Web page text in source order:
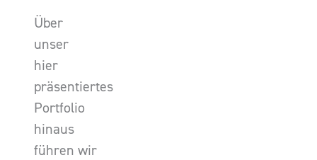
Über
unser
hier
präsentiertes
Portfolio
hinaus
führen wir